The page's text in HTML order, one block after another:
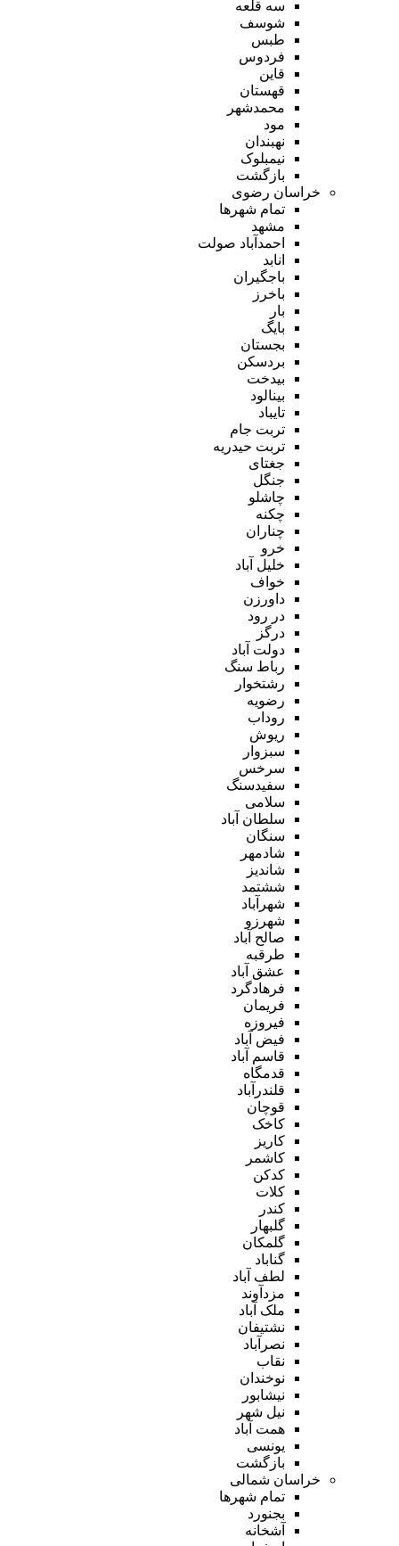
سه قلعه
شوسف
طبس
فردوس
قاین
قهستان
محمدشهر
مود
نهبندان
نیمبلوک
بازگشت
خراسان رضوی
تمام شهر‌ها
مشهد
احمدآباد صولت
انابد
باجگیران
باخرز
بار
بایگ
بجستان
بردسکن
بیدخت
بینالود
تایباد
تربت جام
تربت حیدریه
جغتای
جنگل
چاشلو
چکنه
چناران
خرو
خلیل آباد
خواف
داورزن
در رود
درگز
دولت آباد
رباط سنگ
رشتخوار
رضویه
روداب
ریوش
سبزوار
سرخس
سفیدسنگ
سلامی
سلطان آباد
سنگان
شادمهر
شاندیز
ششتمد
شهرآباد
شهرزو
صالح آباد
طرقبه
عشق آباد
فرهادگرد
فریمان
فیروزه
فیض آباد
قاسم آباد
قدمگاه
قلندرآباد
قوچان
کاخک
کاریز
کاشمر
کدکن
کلات
کندر
گلبهار
گلمکان
گناباد
لطف آباد
مزدآوند
ملک آباد
نشتیفان
نصرآباد
نقاب
نوخندان
نیشابور
نیل شهر
همت آباد
یونسی
بازگشت
خراسان شمالی
تمام شهر‌ها
بجنورد
آشخانه